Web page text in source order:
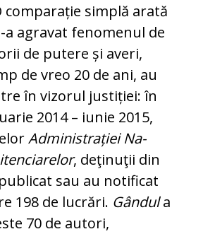
com­pa­rație simplă arată
a agravat fenomenul de
de putere și averi,
de vreo 20 de ani, au
în vizorul justiției: în
2014 – iunie 2015,
Administrației Na­
, deţinuţii din
sau au notificat
198 de lucrări. Gândula
70 de autori,